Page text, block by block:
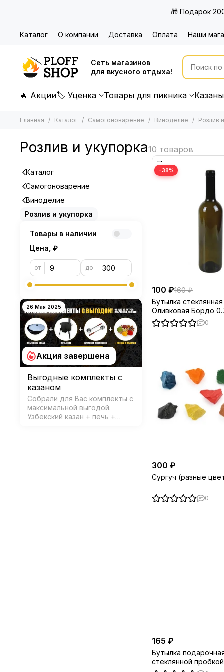
🎁 Подарок
Каталог О компании Доставка Оплата Наши
Сеть магазинов
для вкусного отдыха!
🔥 Акции🏷 Уценка Товары для пикника Казаны
Главная Каталог Самогоноварение Виноделие Розлив
Розлив и укупорка
−38%
100 ₽160 ₽
Бутылка
Оливковая Бордо
0
300 ₽
Сургуч (разные
0
165 ₽
Бутылка
стеклянной пробкой
Каталог
Самогоноварение
Виноделие
Розлив и укупорка
Товары в наличии
Цена, ₽
от до
26 Мая 2025
Акция завершена
Выгодные комплекты с
казаном
Собрали для Вас комплекты с
максимальной выгодой.
Узбекский казан + печь +